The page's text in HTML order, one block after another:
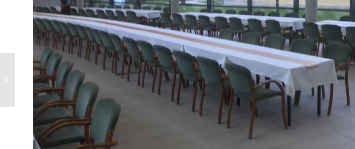
Körasztal terítő